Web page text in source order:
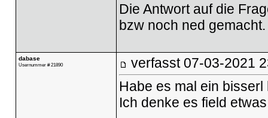
Die Antwort auf die
bzw noch ned gemacht.
dabase
Usernummer # 21890 verfasst 07-03-2021
Habe es mal ein
Ich denke es field